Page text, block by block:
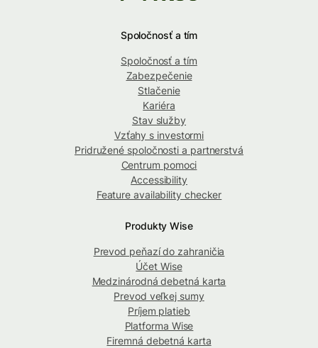
Spoločnosť a tím
Spoločnosť a tím
Zabezpečenie
Stlačenie
Kariéra
Stav služby
Vzťahy s investormi
Pridružené spoločnosti a partnerstvá
Centrum pomoci
Accessibility
Feature availability checker
Produkty Wise
Prevod peňazí do zahraničia
Účet Wise
Medzinárodná debetná karta
Prevod veľkej sumy
Príjem platieb
Platforma Wise
Firemná debetná karta